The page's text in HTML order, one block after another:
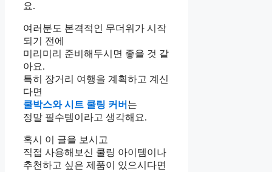
요.
여러분도 본격적인 무더위가 시작
되기 전에
미리미리 준비해두시면 좋을 것 같
아요.
특히 장거리 여행을 계획하고 계신
다면
쿨박스와 시트 쿨링 커버 는
정말 필수템이라고 생각해요.
혹시 이 글을 보시고
직접 사용해보신 쿨링 아이템이나
추천하고 싶은 제품이 있으시다면